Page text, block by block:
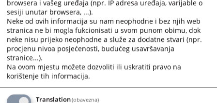
Stečajni upravnik Veljko Gurešić
4. Stečajna masa „HPK“ Hemijska prerada kukuruza a.d.
Draksenić, Kozarska Dubica – u
stečaju
Upis stečajne mase izvršen Rješenjem o registraciji
broj: 067-0-Reg-25-000364
od 24.07.2025. godine,
Stečajni upravnik Vojo Pavičić
browsera i vašeg uređaja (npr. IP adresa uređaja, varijable o
sesiji unutar browsera, ...).
Neke od ovih informacija su nam neophodne i bez njih web
stranica ne bi mogla fukcionisati u svom punom obimu, dok
neke nisu prijeko neophodne a služe za dodatne stvari (npr.
procjenu nivoa posjećenosti, budućeg usavršavanja
stranice...).
Na ovom mjestu možete dozvoliti ili uskratiti pravo na
korištenje tih informacija.
Translation(obavezna)